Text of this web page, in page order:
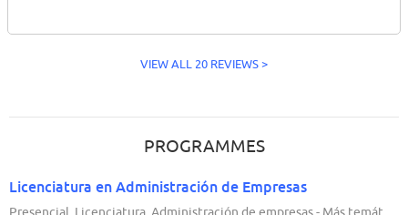
VIEW ALL 20 REVIEWS >
PROGRAMMES
Licenciatura en Administración de Empresas